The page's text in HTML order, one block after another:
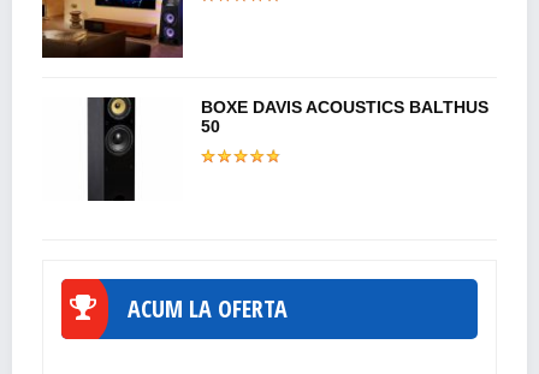
BOXE DAVIS ACOUSTICS BALTHUS
50
ACUM LA OFERTA